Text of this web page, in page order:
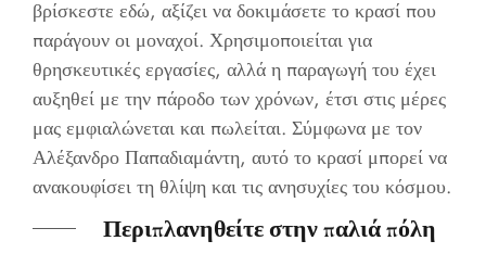
βρίσκεστε εδώ, αξίζει να δοκιμάσετε το κρασί που
παράγουν οι μοναχοί. Χρησιμοποιείται για
θρησκευτικές εργασίες, αλλά η παραγωγή του έχει
αυξηθεί με την πάροδο των χρόνων, έτσι στις μέρες
μας εμφιαλώνεται και πωλείται. Σύμφωνα με τον
Αλέξανδρο Παπαδιαμάντη, αυτό το κρασί μπορεί να
ανακουφίσει τη θλίψη και τις ανησυχίες του κόσμου.
Περιπλανηθείτε στην παλιά πόλη